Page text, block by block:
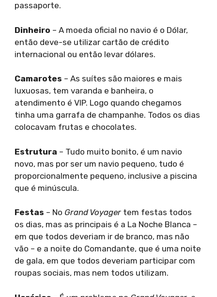
passaporte.
Dinheiro – A moeda oficial no navio é o Dólar,
então deve-se utilizar cartão de crédito
internacional ou então levar dólares.
Camarotes – As suítes são maiores e mais
luxuosas, tem varanda e banheira, o
atendimento é VIP. Logo quando chegamos
tinha uma garrafa de champanhe. Todos os dias
colocavam frutas e chocolates.
Estrutura – Tudo muito bonito, é um navio
novo, mas por ser um navio pequeno, tudo é
proporcionalmente pequeno, inclusive a piscina
que é minúscula.
Festas – No Grand Voyager tem festas todos
os dias, mas as principais é a La Noche Blanca –
em que todos deveriam ir de branco, mas não
vão – e a noite do Comandante, que é uma noite
de gala, em que todos deveriam participar com
roupas sociais, mas nem todos utilizam.